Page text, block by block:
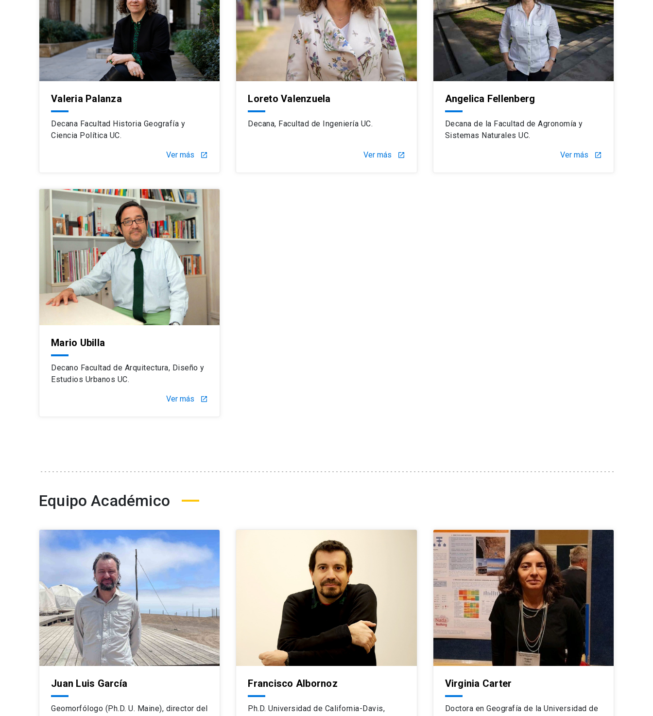
Valeria Palanza
Decana Facultad Historia Geografía y
Ciencia Política UC.
Ver más launch
Loreto Valenzuela
Decana, Facultad de Ingeniería UC.
Ver más launch
Angelica Fellenberg
Decana de la Facultad de Agronomía y
Sistemas Naturales UC.
Ver más launch
Mario Ubilla
Decano Facultad de Arquitectura, Diseño y
Estudios Urbanos UC.
Ver más launch
Equipo Académico
Juan Luis García
Geomorfólogo (Ph.D. U. Maine), director del
Francisco Albornoz
Ph.D. Universidad de California-Davis,
Virginia Carter
Doctora en Geografía de la Universidad de